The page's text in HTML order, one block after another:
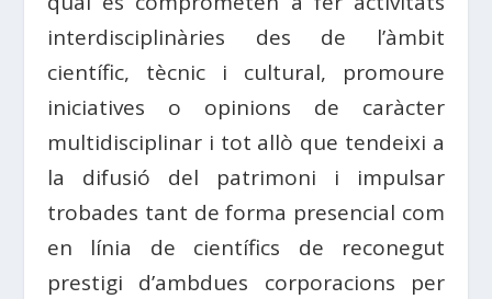
interdisciplinàries des de l’àmbit
científic, tècnic i cultural, promoure
iniciatives o opinions de caràcter
multidisciplinar i tot allò que tendeixi a
la difusió del patrimoni i impulsar
trobades tant de forma presencial com
en línia de científics de reconegut
prestigi d’ambdues corporacions per